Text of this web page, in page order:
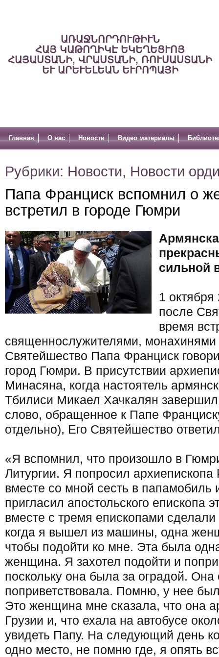
ԱՌԱՋՆՈՐԴՈՒԹԻՒՆ
ՀԱՅ ԿԱԹՈՂԻԿԷ ԵԿԵՂԵՑՒՈՅ
ՀԱՅԱՍՏԱՆԻ, ՎՐԱՍՏԱՆԻ, ՌՈՒՍԱՍՏԱՆԻ
ԵՒ ԱՐԵՒԵԼԵԱՆ ԵՒՐՈՊԱՅԻ
Главная О нас Новости Видео материалы
Рубрики: Новости, Новости
Папа Франциск вспомнил о
встретил в городе Гюмри
сильной
1 октября
после
время
священнослужителями, монахинями
Святейшество Папа Франциск
город Гюмри. В присутствии
Минасяна, когда настоятель
Тбилиси Микаел Хачкалян завершил
слово, обращенное к Папе
отдельно), Его Святейшество
«Я вспомнил, что произошло в
Литургии. Я попросил
вместе со мной сесть в папамобиль
пригласил апостольского епископа
вместе с тремя епископами
когда я вышел из машины, одна
чтобы подойти ко мне. Эта была
женщина. Я захотел подойти и
поскольку она была за оградой.
поприветствовала. Помню, у нее
Это женщина мне сказала, что она
Грузии и, что ехала на автобусе
увидеть Папу. На следующий день
одно место, не помню где, я опять